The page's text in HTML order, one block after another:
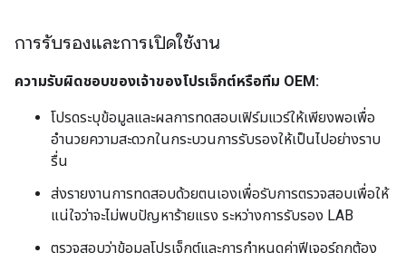
การรับรองและการเปิดใช้งาน
ความรับผิดชอบของเจ้าของโปรเจ็กต์หรือทีม OEM:
โปรดระบุข้อมูลและผลการทดสอบเฟิร์มแวร์ให้เพียงพอเพื่อ
อำนวยความสะดวกในกระบวนการรับรองให้เป็นไปอย่างราบ
รื่น
ส่งรายงานการทดสอบด้วยตนเองเพื่อรับการตรวจสอบเพื่อให้
แน่ใจว่าจะไม่พบปัญหาร้ายแรง ระหว่างการรับรอง LAB
ตรวจสอบว่าข้อมูลโปรเจ็กต์และการกำหนดค่าฟีเจอร์ถูกต้อง